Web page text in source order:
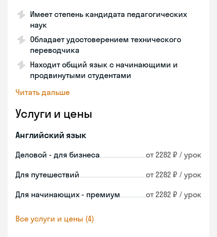
Имеет степень кандидата педагогических
наук
Обладает удостоверением технического
переводчика
Находит общий язык с начинающими и
продвинутыми студентами
Читать дальше
Услуги и цены
Английский язык
Деловой - для бизнеса от 2282 ₽ / урок
Для путешествий от 2282 ₽ / урок
Для начинающих - премиум от 2282 ₽ / урок
Все услуги и цены (4)